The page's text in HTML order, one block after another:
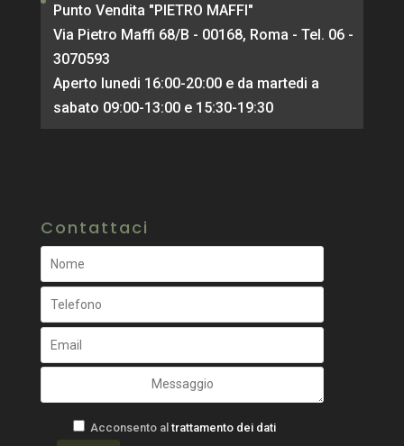
Punto Vendita "PIETRO MAFFI"
Via Pietro Maffi 68/B - 00168, Roma - Tel. 06 -
3070593
Aperto lunedi 16:00-20:00 e da martedi a
sabato 09:00-13:00 e 15:30-19:30
Contattaci
Acconsento al trattamento dei dati